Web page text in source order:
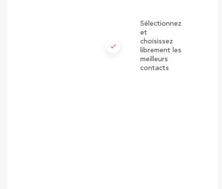
check
Sélectionnez
et
choisissez
librement les
meilleurs
contacts